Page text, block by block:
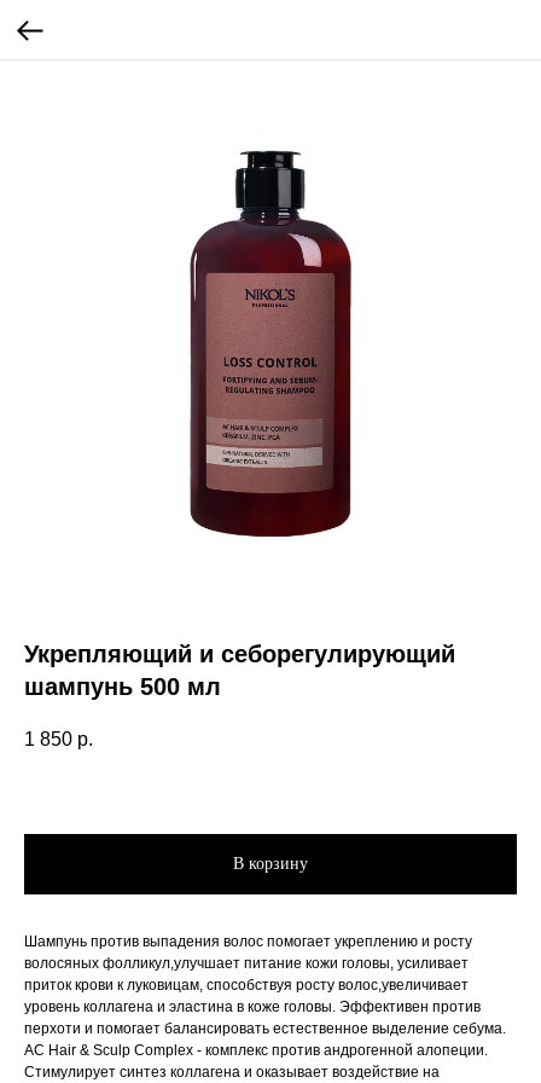
Укрепляющий и себорегулирующий
шампунь 500 мл
1 850 р.
В корзину
Шампунь против выпадения волос помогает укреплению и росту
волосяных фолликул,улучшает питание кожи головы, усиливает
приток крови к луковицам, способствуя росту волос,увеличивает
уровень коллагена и эластина в коже головы. Эффективен против
перхоти и помогает балансировать естественное выделение себума.
AC Hair & Sculp Complex - комплекс против андрогенной алопеции.
Стимулирует синтез коллагена и оказывает воздействие на